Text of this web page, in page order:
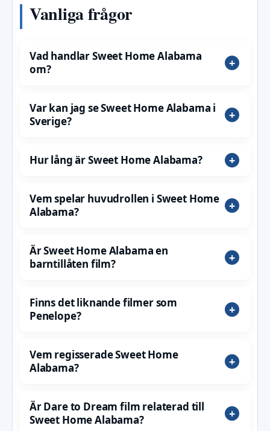
Vanliga frågor
Vad handlar Sweet Home Alabama
om?
Var kan jag se Sweet Home Alabama i
Sverige?
Hur lång är Sweet Home Alabama?
Vem spelar huvudrollen i Sweet Home
Alabama?
Är Sweet Home Alabama en
barntillåten film?
Finns det liknande filmer som
Penelope?
Vem regisserade Sweet Home
Alabama?
Är Dare to Dream film relaterad till
Sweet Home Alabama?